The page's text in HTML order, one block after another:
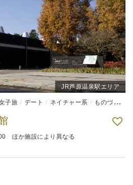
JR芦原温泉駅エリア
子旅 デート ネイチャー系 ものづくり体験
ほか施設により異なる